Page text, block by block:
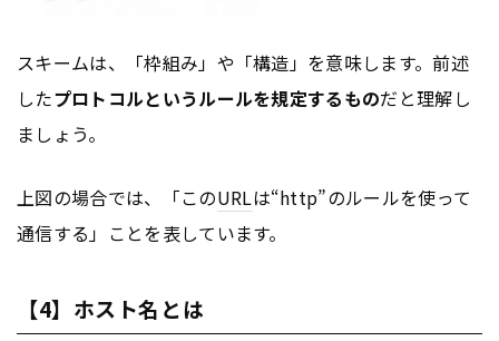
スキームは、「枠組み」や「構造」を意味します。前述
したプロトコルというルールを規定するものだと理解し
ましょう。
上図の場合では、「このURLは“http”のルールを使って
通信する」ことを表しています。
【4】ホスト名とは